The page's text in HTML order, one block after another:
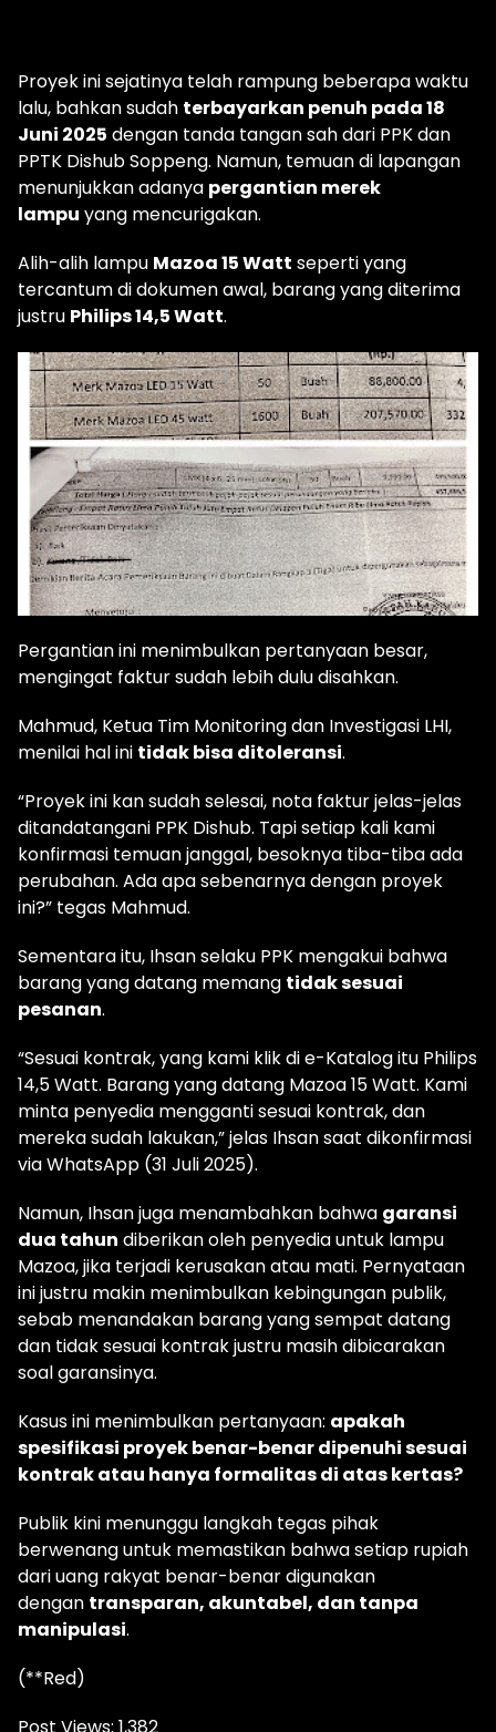
Proyek ini sejatinya telah rampung beberapa waktu
lalu, bahkan sudah terbayarkan penuh pada 18
Juni 2025 dengan tanda tangan sah dari PPK dan
PPTK Dishub Soppeng. Namun, temuan di lapangan
menunjukkan adanya pergantian merek
lampu yang mencurigakan.
Alih-alih lampu Mazoa 15 Watt seperti yang
tercantum di dokumen awal, barang yang diterima
justru Philips 14,5 Watt.
Pergantian ini menimbulkan pertanyaan besar,
mengingat faktur sudah lebih dulu disahkan.
Mahmud, Ketua Tim Monitoring dan Investigasi LHI,
menilai hal ini tidak bisa ditoleransi.
“Proyek ini kan sudah selesai, nota faktur jelas-jelas
ditandatangani PPK Dishub. Tapi setiap kali kami
konfirmasi temuan janggal, besoknya tiba-tiba ada
perubahan. Ada apa sebenarnya dengan proyek
ini?” tegas Mahmud.
Sementara itu, Ihsan selaku PPK mengakui bahwa
barang yang datang memang tidak sesuai
pesanan.
“Sesuai kontrak, yang kami klik di e-Katalog itu Philips
14,5 Watt. Barang yang datang Mazoa 15 Watt. Kami
minta penyedia mengganti sesuai kontrak, dan
mereka sudah lakukan,” jelas Ihsan saat dikonfirmasi
via WhatsApp (31 Juli 2025).
Namun, Ihsan juga menambahkan bahwa garansi
dua tahun diberikan oleh penyedia untuk lampu
Mazoa, jika terjadi kerusakan atau mati. Pernyataan
ini justru makin menimbulkan kebingungan publik,
sebab menandakan barang yang sempat datang
dan tidak sesuai kontrak justru masih dibicarakan
soal garansinya.
Kasus ini menimbulkan pertanyaan: apakah
spesifikasi proyek benar-benar dipenuhi sesuai
kontrak atau hanya formalitas di atas kertas?
Publik kini menunggu langkah tegas pihak
berwenang untuk memastikan bahwa setiap rupiah
dari uang rakyat benar-benar digunakan
dengan transparan, akuntabel, dan tanpa
manipulasi.
(**Red)
Post Views: 1,382